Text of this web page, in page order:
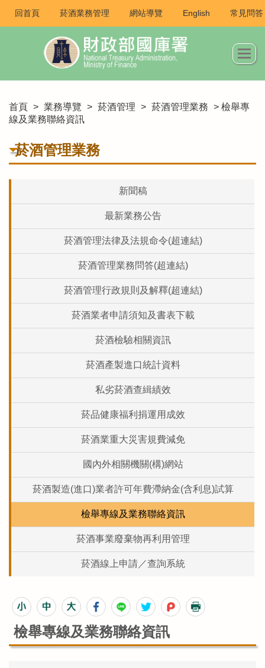
回首頁 菸酒業務管理 網站導覽 English 常見問答
首頁 > 業務導覽 > 菸酒管理 > 菸酒管理業務 > 檢舉專
線及業務聯絡資訊
菸酒管理業務
新聞稿
最新業務公告
菸酒管理法律及法規命令(超連結)
菸酒管理業務問答(超連結)
菸酒管理行政規則及解釋(超連結)
菸酒業者申請須知及書表下載
菸酒檢驗相關資訊
菸酒產製進口統計資料
私劣菸酒查緝績效
菸品健康福利捐運用成效
菸酒業重大災害規費減免
國內外相關機關(構)網站
菸酒製造(進口)業者許可年費滯納金(含利息)試算
檢舉專線及業務聯絡資訊
菸酒事業廢棄物再利用管理
菸酒線上申請／查詢系統
檢舉專線及業務聯絡資訊